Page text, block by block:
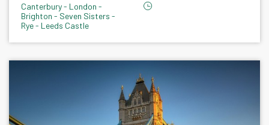
Canterbury - London -
Brighton - Seven Sisters -
Rye - Leeds Castle